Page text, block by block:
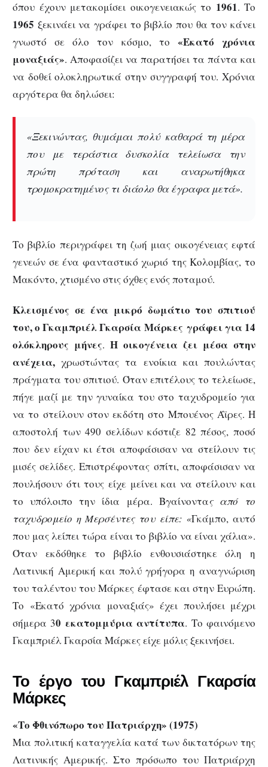
όπου έχουν μετακομίσει οικογενειακώς το 1961. Το
1965 ξεκινάει να γράφει το βιβλίο που θα τον κάνει
γνωστό σε όλο τον κόσμο, το «Εκατό χρόνια
μοναξιάς». Αποφασίζει να παρατήσει τα πάντα και
να δοθεί ολοκληρωτικά στην συγγραφή του. Χρόνια
αργότερα θα δηλώσει:
«Ξεκινώντας, θυμάμαι πολύ καθαρά τη μέρα
που με τεράστια δυσκολία τελείωσα την
πρώτη πρόταση και αναρωτήθηκα
τρομοκρατημένος τι διάολο θα έγραφα μετά».
Το βιβλίο περιγράφει τη ζωή μιας οικογένειας εφτά
γενεών σε ένα φανταστικό χωριό της Κολομβίας, το
Μακόντο, χτισμένο στις όχθες ενός ποταμού.
Κλεισμένος σε ένα μικρό δωμάτιο του σπιτιού
του, ο Γκαμπριέλ Γκαρσία Μάρκες γράφει για 14
ολόκληρους μήνες. Η οικογένεια ζει μέσα στην
ανέχεια, χρωστώντας τα ενοίκια και πουλώντας
πράγματα του σπιτιού. Όταν επιτέλους το τελείωσε,
πήγε μαζί με την γυναίκα του στο ταχυδρομείο για
να το στείλουν στον εκδότη στο Μπουένος Άϊρες. Η
αποστολή των 490 σελίδων κόστιζε 82 πέσος, ποσό
που δεν είχαν κι έτσι αποφάσισαν να στείλουν τις
μισές σελίδες. Επιστρέφοντας σπίτι, αποφάσισαν να
πουλήσουν ότι τους είχε μείνει και να στείλουν και
το υπόλοιπο την ίδια μέρα. Βγαίνοντας από το
ταχυδρομείο η Μερσέντες του είπε: «Γκάμπο, αυτό
που μας λείπει τώρα είναι το βιβλίο να είναι χάλια».
Όταν εκδόθηκε το βιβλίο ενθουσιάστηκε όλη η
Λατινική Αμερική και πολύ γρήγορα η αναγνώριση
του ταλέντου του Μάρκες έφτασε και στην Ευρώπη.
Το «Εκατό χρόνια μοναξιάς» έχει πουλήσει μέχρι
σήμερα 30 εκατομμύρια αντίτυπα. Το φαινόμενο
Γκαμπριέλ Γκαρσία Μάρκες είχε μόλις ξεκινήσει.
Το έργο του Γκαμπριέλ Γκαρσία
Μάρκες
«Το Φθινόπωρο του Πατριάρχη» (1975)
Μια πολιτική καταγγελία κατά των δικτατόρων της
Λατινικής Αμερικής. Στο πρόσωπο του Πατριάρχη